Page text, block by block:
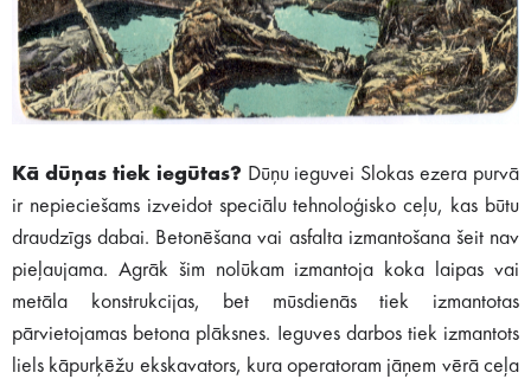
Kā dūņas tiek iegūtas? Dūņu ieguvei Slokas ezera purvā
ir nepieciešams izveidot speciālu tehnoloģisko ceļu, kas būtu
draudzīgs dabai. Betonēšana vai asfalta izmantošana šeit nav
pieļaujama. Agrāk šim nolūkam izmantoja koka laipas vai
metāla konstrukcijas, bet mūsdienās tiek izmantotas
pārvietojamas betona plāksnes. Ieguves darbos tiek izmantots
liels kāpurķēžu ekskavators, kura operatoram jāņem vērā ceļa